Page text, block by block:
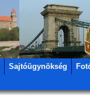
Sajtóügynökség